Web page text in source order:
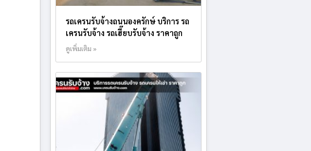
รถเครนรับจ้างถนนองครักษ์ บริการ รถ
เครนรับจ้าง รถเฮี๊ยบรับจ้าง ราคาถูก
ดูเพิ่มเติม »